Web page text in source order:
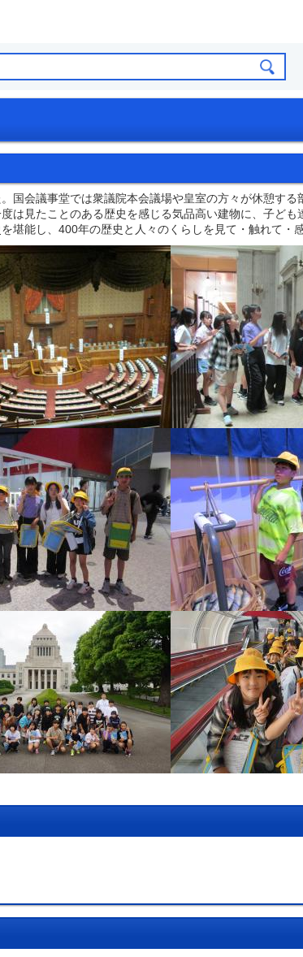
国会議事堂では衆議院本会議場や皇室の方々が休憩す
は見たことのある歴史を感じる気品高い建物に、子ど
堪能し、400年の歴史と人々のくらしを見て・触れて・